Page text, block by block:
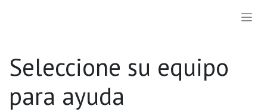
Seleccione su equipo
para ayuda